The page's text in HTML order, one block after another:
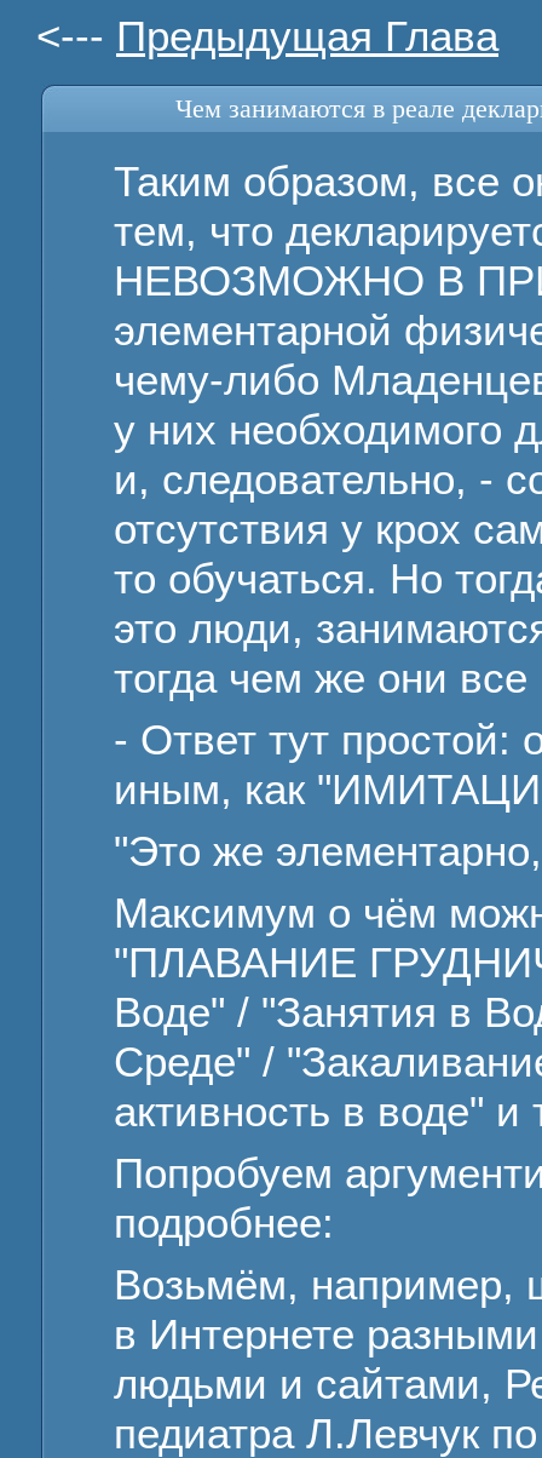
<--- Предыдущая Глава
Чем занимаются в реале
Таким образом, все
тем, что
НЕВОЗМОЖНО В
элементарной
чему-либо
у них необходимого
и, следовательно, -
отсутствия у крох
то обучаться. Но
это люди,
тогда чем же они
- Ответ тут простой:
иным, как
"Это же
Максимум о чём
"ПЛАВАНИЕ
Воде" / "Занятия в
Среде" /
активность в воде" и
Попробуем
подробнее:
Возьмём, например,
в Интернете
людьми и сайтами,
педиатра Л.Левчук